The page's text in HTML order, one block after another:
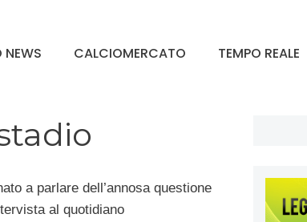
NEWS CALCIOMERCATO TEMPO REALE
a parlare dell’annosa questione
al quotidiano